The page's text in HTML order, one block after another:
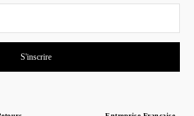
S'inscrire